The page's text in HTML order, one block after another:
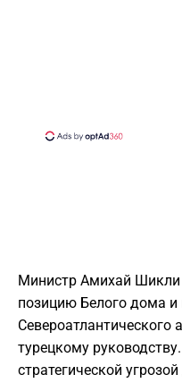
Министр Амихай Шикли
позицию Белого дома и
турецкому
стратегической